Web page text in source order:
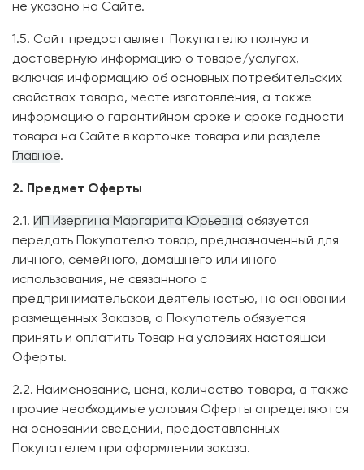
не указано на Сайте.
1.5. Сайт предоставляет Покупателю полную и
достоверную информацию о товаре/услугах,
включая информацию об основных потребительских
свойствах товара, месте изготовления, а также
информацию о гарантийном сроке и сроке годности
товара на Сайте в карточке товара или разделе
Главное.
2. Предмет Оферты
2.1. ИП Изергина Маргарита Юрьевна обязуется
передать Покупателю товар, предназначенный для
личного, семейного, домашнего или иного
использования, не связанного с
предпринимательской деятельностью, на основании
размещенных Заказов, а Покупатель обязуется
принять и оплатить Товар на условиях настоящей
Оферты.
2.2. Наименование, цена, количество товара, а также
прочие необходимые условия Оферты определяются
на основании сведений, предоставленных
Покупателем при оформлении заказа.